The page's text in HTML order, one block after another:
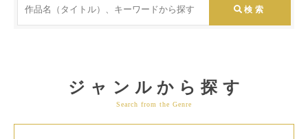
ジャンルから探す
Search from the Genre